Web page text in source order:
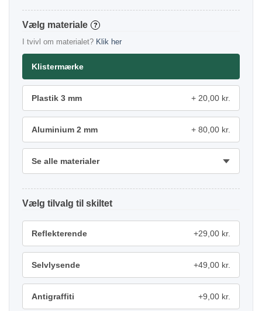
materiale ?
I tvivl om materialet? Klik her
Klistermærke
Plastik 3 mm 20,00 kr.
Aluminium 2 mm 80,00 kr.
Se alle materialer
tilvalg
Reflekterende +29,00 kr.
Selvlysende +49,00 kr.
Antigraffiti +9,00 kr.